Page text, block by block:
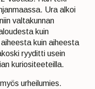
Ura alkoi
valtakunnan
kuin
kuin aiheesta
ryyditti usein
kuriositeeteilla.
urheilumies.